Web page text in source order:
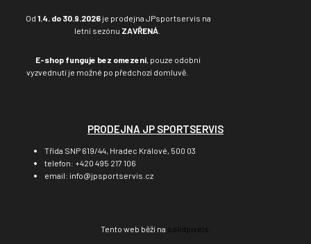
Od 1.4. do 30.9.2026je prodejna JPsportservis na
letní sezónu ZAVŘENÁ
E-shop funguje bez omezení , pouze odobní
vyzvednutí je možné po předchozí domluvě.
PRODEJNA JP SPORTSERVIS
Třída SNP 619/44, Hradec Králové, 500 03
telefon: +420 495 217 106
email: info@jpsportservis.cz
Tento web běží na solidpixels.